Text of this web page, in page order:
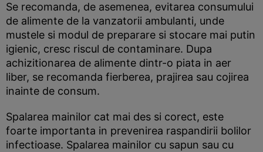
Se recomanda, de asemenea, evitarea consumului
de alimente de la vanzatorii ambulanti, unde
mustele si modul de preparare si stocare mai putin
igienic, cresc riscul de contaminare. Dupa
achizitionarea de alimente dintr-o piata in aer
liber, se recomanda fierberea, prajirea sau cojirea
inainte de consum.
Spalarea mainilor cat mai des si corect, este
foarte importanta in prevenirea raspandirii bolilor
infectioase. Spalarea mainilor cu sapun sau cu